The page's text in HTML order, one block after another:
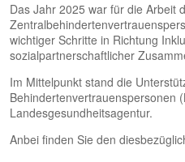
Das Jahr 2025 war für die Arbeit
wichtiger Schritte in Richtung
sozialpartnerschaftlicher
Im Mittelpunkt stand die
Behindertenvertrauenspersonen
Landesgesundheitsagentur.
Anbei finden Sie den